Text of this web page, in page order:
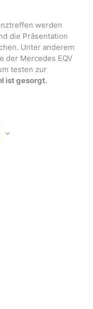
werden
die Präsentation
Unter anderem
der Mercedes EQV
testen zur
ist gesorgt.